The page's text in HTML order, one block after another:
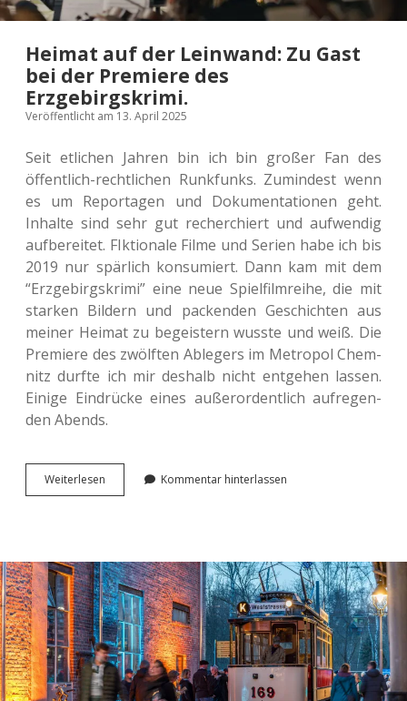
Heimat auf der Leinwand: Zu Gast
bei der Premiere des
Erzgebirgskrimi.
Veröffentlicht am 13. April 2025
Seit etli­chen Jahren bin ich bin großer Fan des
öffent­lich-recht­li­chen Runk­funks. Zumin­dest wenn
es um Repor­ta­gen und Doku­men­ta­tio­nen geht.
Inhal­te sind sehr gut recher­chiert und auf­wen­dig
auf­be­rei­tet. FIk­tio­na­le Filme und Serien habe ich bis
2019 nur spär­lich kon­su­miert. Dann kam mit dem
“Erz­ge­birgs­kri­mi” eine neue Spiel­film­rei­he, die mit
star­ken Bil­dern und packen­den Geschich­ten aus
meiner Heimat zu begeis­tern wusste und weiß. Die
Pre­mie­re des zwölf­ten Able­gers im Metro­pol Chem­
nitz durfte ich mir des­halb nicht ent­ge­hen lassen.
Einige Ein­drü­cke eines außer­or­dent­lich auf­re­gen­
den Abends.
Wei­ter­le­sen
auf
Zu
Gast
bei
der
Pre­
mie­
re
des
Erzgebirgskrimi.
Kommentar hinterlassen